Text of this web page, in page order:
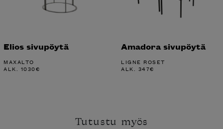
Elios sivupöytä
MAXALTO
ALK. 1030€
Amadora sivupöytä
LIGNE ROSET
ALK. 347€
Tutustu myös